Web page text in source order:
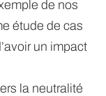
de nos
étude de cas
un impact
la neutralité